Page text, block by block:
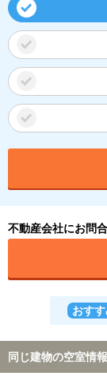
不動産会社にお問
おす
同じ建物の空室情